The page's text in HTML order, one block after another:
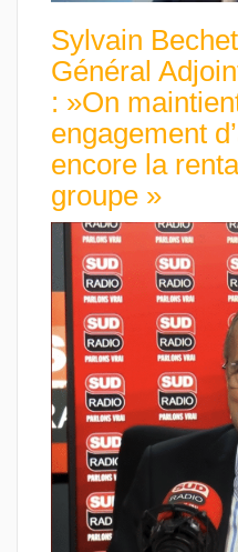
Sylvain
Général
: »On
engagement
encore la
groupe »